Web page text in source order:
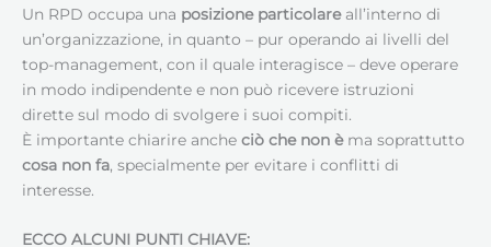
Un RPD occupa una posizione particolareall’interno di
un’organizzazione, in quanto – pur operando ai livelli del
top-management, con il quale interagisce – deve operare
in modo indipendente e non può ricevere istruzioni
dirette sul modo di svolgere i suoi compiti.
È importante chiarire anche ciò che non èma soprattutto
cosa non fa, specialmente per evitare i conflitti di
interesse.
ECCO ALCUNI PUNTI CHIAVE: